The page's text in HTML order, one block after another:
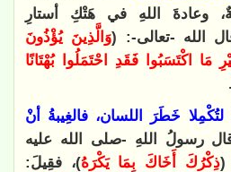
وعادةَ اللهِ في هَتْكِ أستارِ
الله -تعالى-: (وَالَّذِينَ يُؤْذُونَ
مَا اكْتَسَبُوا فَقَدِ احْتَمَلُوا بُهْتَانًا
.
لتُكْمِلا خَطَرَ اللسان، فالغِيبةُ أنْ
رسولُ اللهِ -صلى الله عليه
(ذِكْرُكَ أَخَاكَ بِمَا يَكْرَهُ)، فقِيلَ: